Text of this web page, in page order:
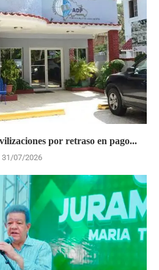
por retraso en pago...
31/07/2026